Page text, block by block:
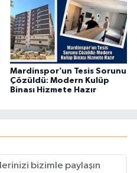
Mardinspor’un Tesis Sorunu
Çözüldü: Modern Kulüp
Binası Hizmete Hazır